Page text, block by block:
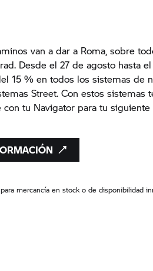
van a dar a Roma, sobre
Desde el 27 de agosto hasta
15 % en todos los sistemas de
Street. Con estos sistemas
con tu Navigator para tu
mercancía en stock o de disponibilidad